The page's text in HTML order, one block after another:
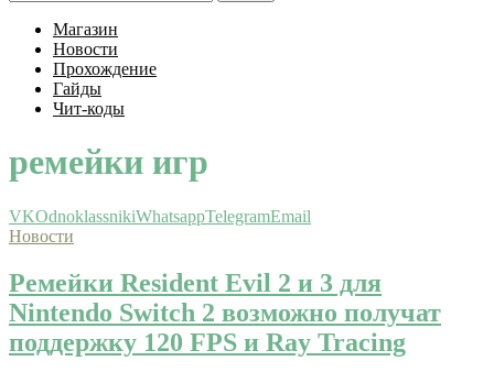
Магазин
Новости
Прохождение
Гайды
Чит-коды
ремейки игр
VKOdnoklassnikiWhatsappTelegramEmail
Новости
Ремейки Resident Evil 2 и 3 для
Nintendo Switch 2 возможно получат
поддержку 120 FPS и Ray Tracing